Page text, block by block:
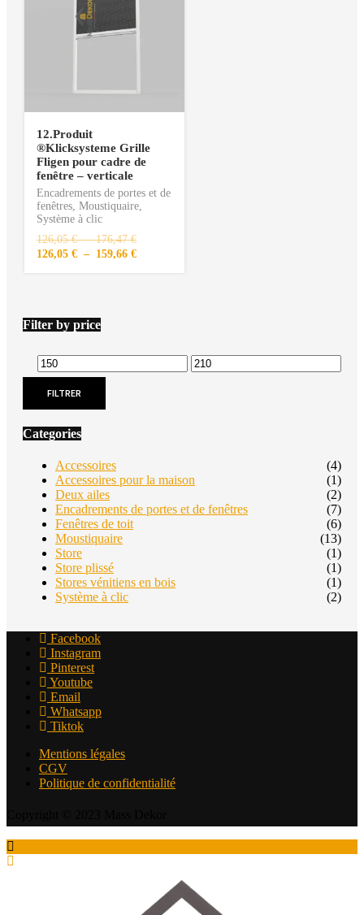
12.Produit
®️Klicksysteme Grille
Fligen pour cadre de
fenêtre – verticale
Encadrements de portes et de
fenêtres, Moustiquaire,
Système à clic
126,05€ – 176,47€
126,05 € – 159,66 €
Filter by price
FILTRER
Categories
Accessoires
(4)
Accessoires pour la maison
(1)
Deux ailes
(2)
Encadrements de portes et de fenêtres
(7)
Fenêtres de toit
(6)
Moustiquaire
(13)
Store
(1)
Store plissé
(1)
Stores vénitiens en bois
(1)
Système à clic
(2)
Facebook
Instagram
Pinterest
Youtube
Email
Whatsapp
Tiktok
Mentions légales
CGV
Politique de confidentialité